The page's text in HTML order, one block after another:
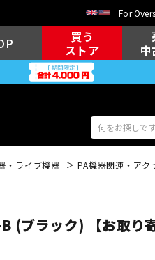
For
買う
ストア
・ライブ機器 PA機器関連・アク
(ブラック) 【お取り